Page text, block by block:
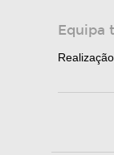
Equipa